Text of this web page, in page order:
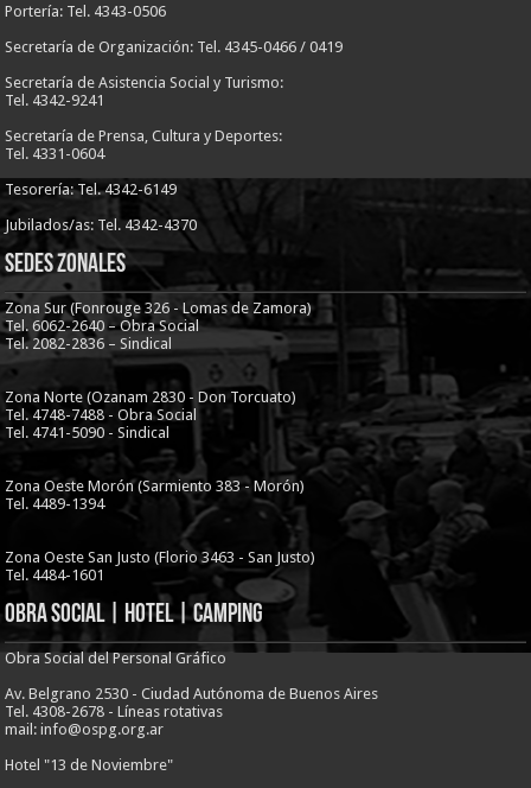
Portería: Tel. 4343-0506
Secretaría de Organización: Tel. 4345-0466 / 0419
Secretaría de Asistencia Social y Turismo:
Tel. 4342-9241
Secretaría de Prensa, Cultura y Deportes:
Tel. 4331-0604
Tesorería: Tel. 4342-6149
Jubilados/as: Tel. 4342-4370
Sedes Zonales
Zona Sur (Fonrouge 326 - Lomas de Zamora)
Tel. 6062-2640 – Obra Social
Tel. 2082-2836 – Sindical
Zona Norte (Ozanam 2830 - Don Torcuato)
Tel. 4748-7488 - Obra Social
Tel. 4741-5090 - Sindical
Zona Oeste Morón (Sarmiento 383 - Morón)
Tel. 4489-1394
Zona Oeste San Justo (Florio 3463 - San Justo)
Tel. 4484-1601
Obra Social | Hotel | Camping
Obra Social del Personal Gráfico
Av. Belgrano 2530 - Ciudad Autónoma de Buenos Aires
Tel. 4308-2678 - Líneas rotativas
mail: info@ospg.org.ar
Hotel "13 de Noviembre"